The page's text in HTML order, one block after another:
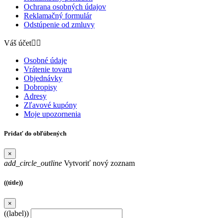
Ochrana osobných údajov
Reklamačný formulár
Odstúpenie od zmluvy
Váš účet 
Osobné údaje
Vrátenie tovaru
Objednávky
Dobropisy
Adresy
Zľavové kupóny
Moje upozornenia
Pridať do obľúbených
×
add_circle_outline Vytvoriť nový zoznam
((title))
×
((label))